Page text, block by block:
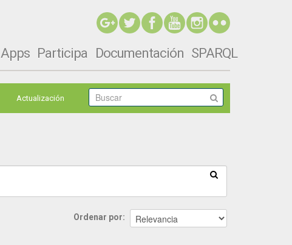
Apps Participa Documentación SPARQL
Actualización
Ordenar por